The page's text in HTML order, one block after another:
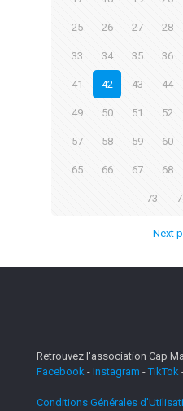
25 26 27 28
33 34 35 36
41 42 43 44
49 50 51 52
57 58 59 60
65 66 67 68
73
Next
Retrouvez l'association Cap
Facebook - Instagram -TikTok
Conditions Générales